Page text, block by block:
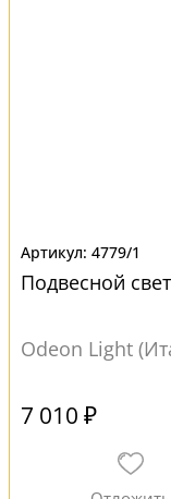
4779/1
Подвесной
Odeon Light
7 010 ₽